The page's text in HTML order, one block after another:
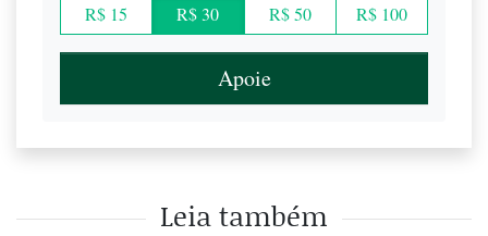
R$ 15 R$ 30 R$ 50 R$ 100
Apoie
Leia também